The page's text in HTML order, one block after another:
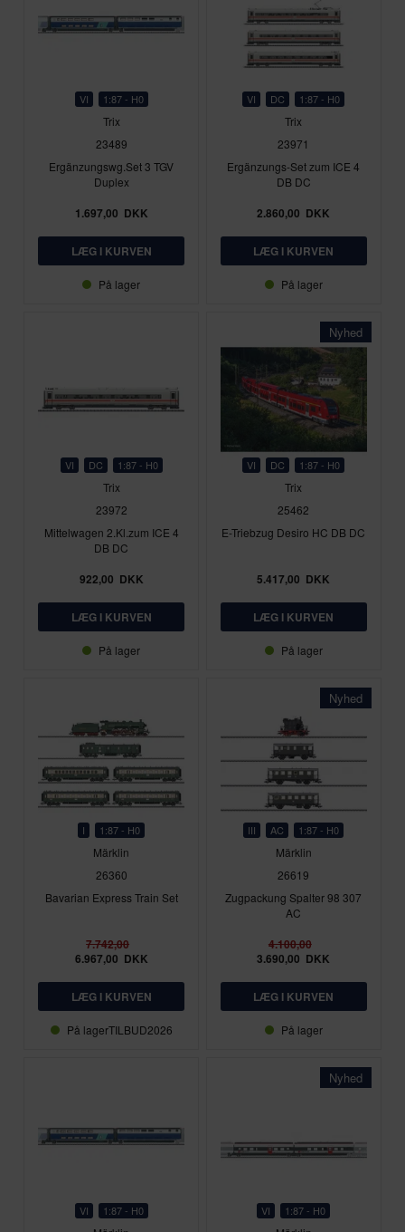
VI 1:87 - H0
Trix
23489
Ergänzungswg.Set 3 TGV
Duplex
1.697,00 DKK
På lager
VI DC 1:87 - H0
Trix
23971
Ergänzungs-Set zum ICE 4
DB DC
2.860,00 DKK
På lager
VI DC 1:87 - H0
Trix
23972
Mittelwagen 2.Kl.zum ICE 4
DB DC
922,00 DKK
På lager
Nyhed
VI DC 1:87 - H0
Trix
25462
E-Triebzug Desiro HC DB DC
5.417,00 DKK
På lager
I 1:87 - H0
Märklin
26360
Bavarian Express Train Set
7.742,00
6.967,00 DKK
På lagerTILBUD2026
Nyhed
III AC 1:87 - H0
Märklin
26619
Zugpackung Spalter 98 307
AC
4.100,00
3.690,00 DKK
På lager
VI 1:87 - H0
Nyhed
VI 1:87 - H0